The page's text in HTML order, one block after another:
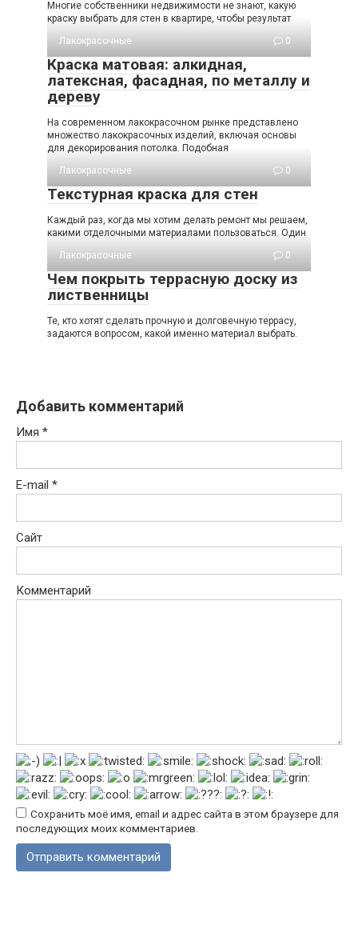
Многие собственники недвижимости не знают, какую
краску выбрать для стен в квартире, чтобы результат
Лакокрасочные
0
Краска матовая: алкидная,
латексная, фасадная, по металлу и
дереву
На современном лакокрасочном рынке представлено
множество лакокрасочных изделий, включая основы
для декорирования потолка. Подобная
Лакокрасочные
0
Текстурная краска для стен
Каждый раз, когда мы хотим делать ремонт мы решаем,
какими отделочными материалами пользоваться. Один
Лакокрасочные
0
Чем покрыть террасную доску из
лиственницы
Те, кто хотят сделать прочную и долговечную террасу,
задаются вопросом, какой именно материал выбрать.
Добавить комментарий
Имя *
E-mail *
Сайт
Комментарий
Сохранить моё имя, email и адрес сайта в этом браузере для
последующих моих комментариев.